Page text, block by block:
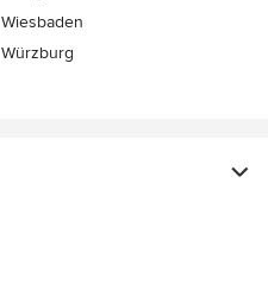
Wiesbaden
Würzburg